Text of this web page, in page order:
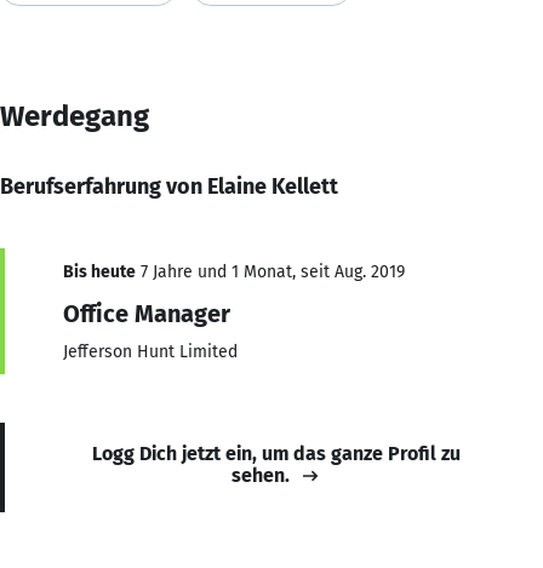
Werdegang
Berufserfahrung von Elaine Kellett
Bis heute 7 Jahre und 1 Monat, seit Aug. 2019
Office Manager
Jefferson Hunt Limited
Logg Dich jetzt ein, um das ganze Profil zu
sehen.